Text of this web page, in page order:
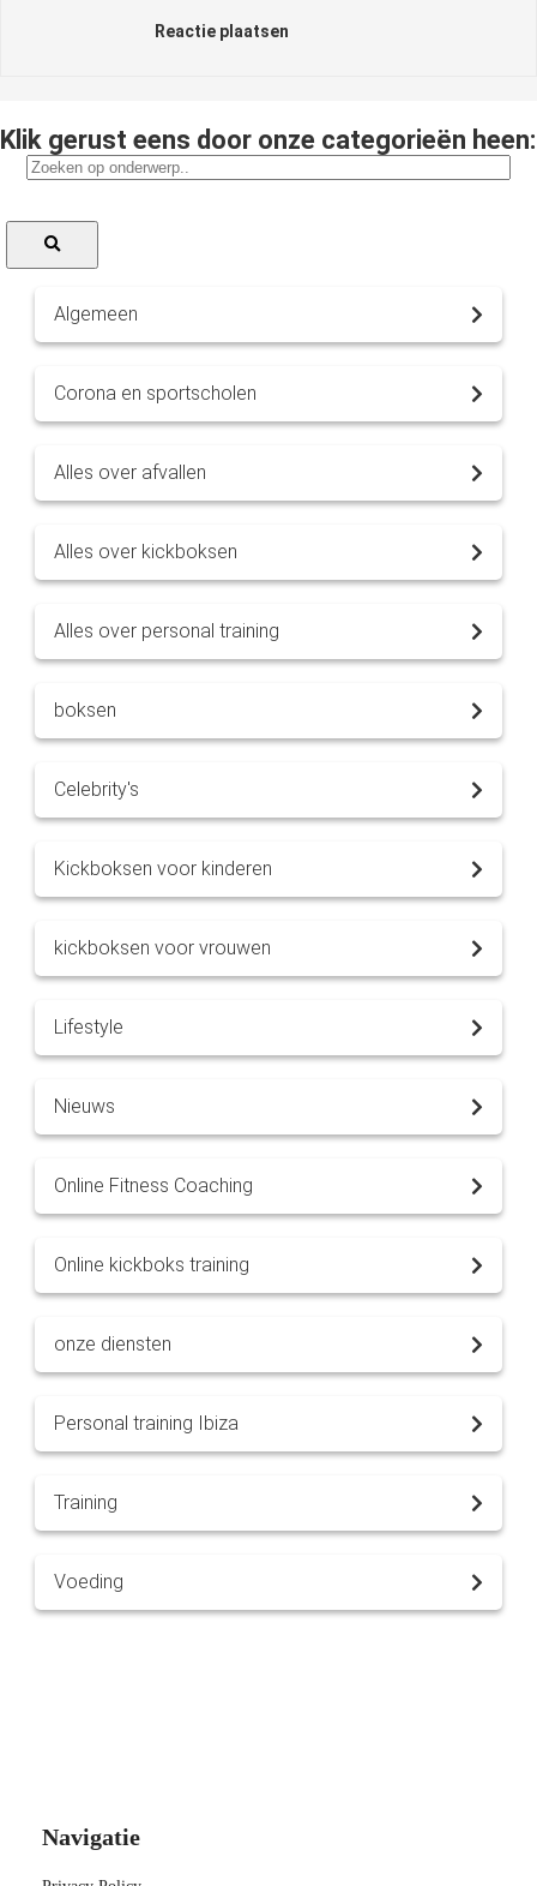
Reactie plaatsen
Klik gerust eens door onze categorieën heen:
Algemeen
Corona en sportscholen
Alles over afvallen
Alles over kickboksen
Alles over personal training
boksen
Celebrity's
Kickboksen voor kinderen
kickboksen voor vrouwen
Lifestyle
Nieuws
Online Fitness Coaching
Online kickboks training
onze diensten
Personal training Ibiza
Training
Voeding
Navigatie